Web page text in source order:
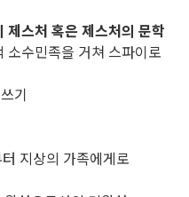
스처 혹은 제스처의 문학
소수민족을 거쳐 스파이로
기
지상의 가족에게로